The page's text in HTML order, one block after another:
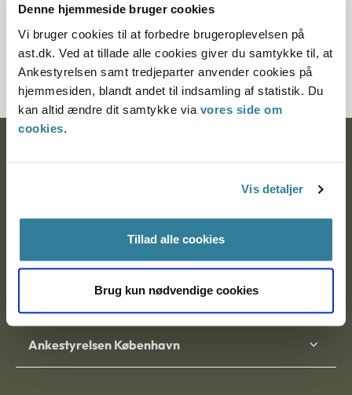
Denne hjemmeside bruger cookies
Vi bruger cookies til at forbedre brugeroplevelsen på
ast.dk. Ved at tillade alle cookies giver du samtykke til, at
Ankestyrelsen samt tredjeparter anvender cookies på
hjemmesiden, blandt andet til indsamling af statistik. Du
kan altid ændre dit samtykke via vores side om
cookies.
Vis detaljer
Tillad alle cookies
Brug kun nødvendige cookies
§ 26 § 19a § 19
Journalnummer J.nr.: 700140-00
Nytorv 7, 2. sal
Ankestyrelsen Aalborg
Ankestyrelsen København